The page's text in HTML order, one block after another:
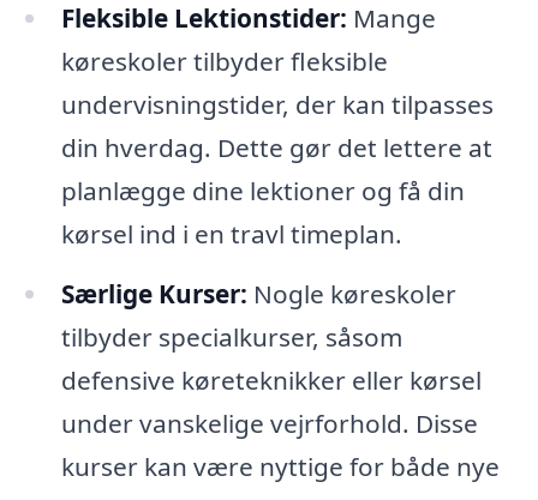
Fleksible Lektionstider: Mange
køreskoler tilbyder fleksible
undervisningstider, der kan tilpasses
din hverdag. Dette gør det lettere at
planlægge dine lektioner og få din
kørsel ind i en travl timeplan.
Særlige Kurser: Nogle køreskoler
tilbyder specialkurser, såsom
defensive køreteknikker eller kørsel
under vanskelige vejrforhold. Disse
kurser kan være nyttige for både nye